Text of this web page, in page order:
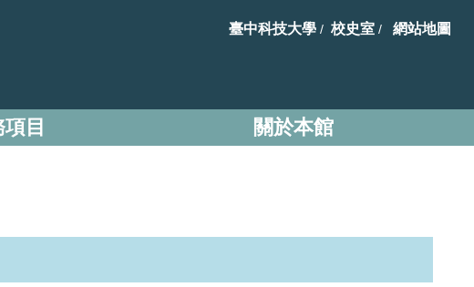
臺中科技大學 / 校史室 / 網站地圖
目 關於本館